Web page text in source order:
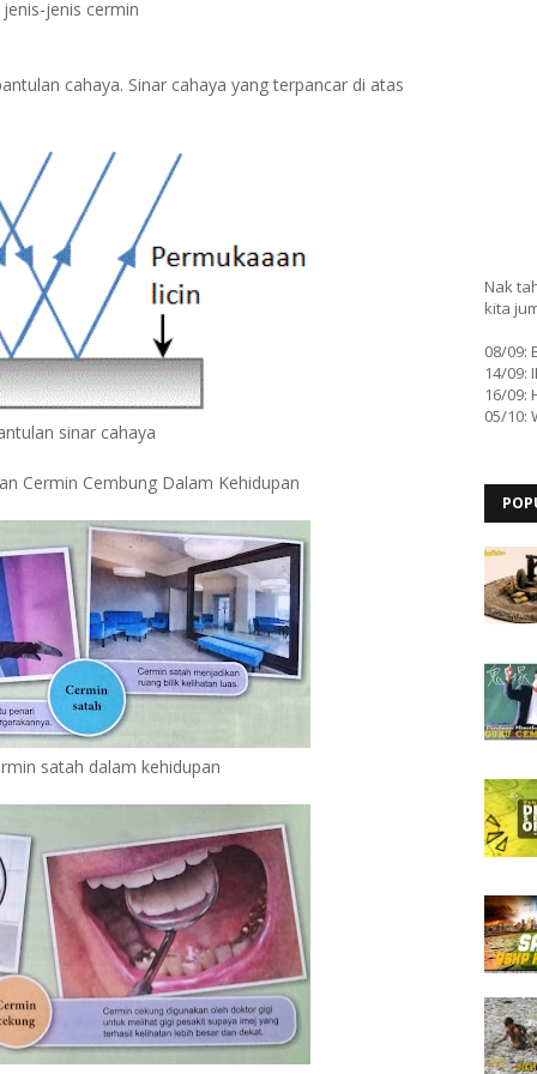
jenis-jenis cermin
cahaya. Sinar cahaya yang terpancar di atas
sinar cahaya
Cermin Cembung Dalam Kehidupan
satah dalam kehidupan
Nak
kita
08/09:
14/09:
16/09:
05/10: